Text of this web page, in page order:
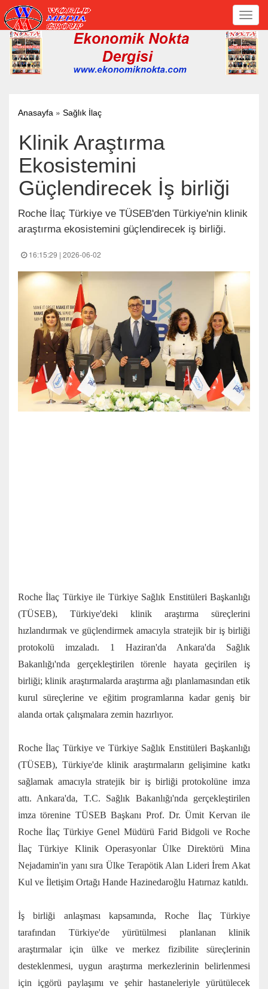
Anasayfa » Sağlık İlaç
Klinik Araştırma
Ekosistemini
Güçlendirecek İş birliği
Roche İlaç Türkiye ve TÜSEB'den Türkiye'nin klinik
araştırma ekosistemini güçlendirecek iş birliği.
16:15:29 | 2026-06-02
Roche İlaç Türkiye ile Türkiye Sağlık Enstitüleri Başkanlığı
(TÜSEB), Türkiye'deki klinik araştırma süreçlerini
hızlandırmak ve güçlendirmek amacıyla stratejik bir iş birliği
protokolü imzaladı. 1 Haziran'da Ankara'da Sağlık
Bakanlığı'nda gerçekleştirilen törenle hayata geçirilen iş
birliği; klinik araştırmalarda araştırma ağı planlamasından etik
kurul süreçlerine ve eğitim programlarına kadar geniş bir
alanda ortak çalışmalara zemin hazırlıyor.
Roche İlaç Türkiye ve Türkiye Sağlık Enstitüleri Başkanlığı
(TÜSEB), Türkiye'de klinik araştırmaların gelişimine katkı
sağlamak amacıyla stratejik bir iş birliği protokolüne imza
attı. Ankara'da, T.C. Sağlık Bakanlığı'nda gerçekleştirilen
imza törenine TÜSEB Başkanı Prof. Dr. Ümit Kervan ile
Roche İlaç Türkiye Genel Müdürü Farid Bidgoli ve Roche
İlaç Türkiye Klinik Operasyonlar Ülke Direktörü Mina
Nejadamin'in yanı sıra Ülke Terapötik Alan Lideri İrem Akat
Kul ve İletişim Ortağı Hande Hazinedaroğlu Hatırnaz katıldı.
İş birliği anlaşması kapsamında, Roche İlaç Türkiye
tarafından Türkiye'de yürütülmesi planlanan klinik
araştırmalar için ülke ve merkez fizibilite süreçlerinin
desteklenmesi, uygun araştırma merkezlerinin belirlenmesi
için içgörü paylaşımı ve şehir hastaneleriyle yürütülecek